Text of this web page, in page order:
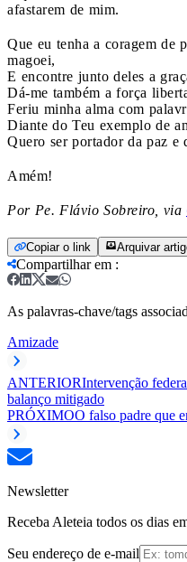
afastarem de mim.
Que eu tenha a coragem de
magoei,
E encontre junto deles a
Dá-me também a força
Feriu minha alma com
Diante do Teu exemplo de
Quero ser portador da paz e
Amém!
Por Pe. Flávio Sobreiro, via
Copiar o link Arquivar
Compartilhar em :
As palavras-chave/tags
Amizade
ANTERIORIntervenção
balanço mitigado
PRÓXIMOO falso padre que
Newsletter
Receba Aleteia todos os dias
Seu endereço de e-mail